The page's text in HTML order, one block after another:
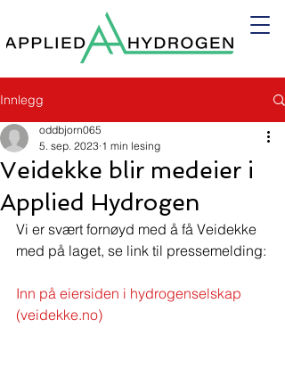
Innlegg
Veidekke blir medeier i
Applied Hydrogen
oddbjorn065
5. sep. 2023 1 min lesing
Vi er svært fornøyd med å få Veidekke
med på laget, se link til pressemelding:
Inn på eiersiden i hydrogenselskap
(veidekke.no)